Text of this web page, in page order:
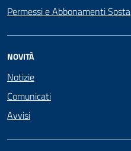
Permessi e Abbonamenti Sosta
NOVITÀ
Notizie
Comunicati
Avvisi